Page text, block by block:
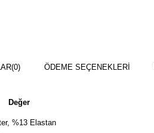
(0) ÖDEME SEÇENEKLERI
Değer
%13 Elastan